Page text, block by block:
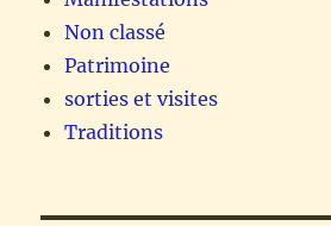
Non classé
Patrimoine
sorties et visites
Traditions